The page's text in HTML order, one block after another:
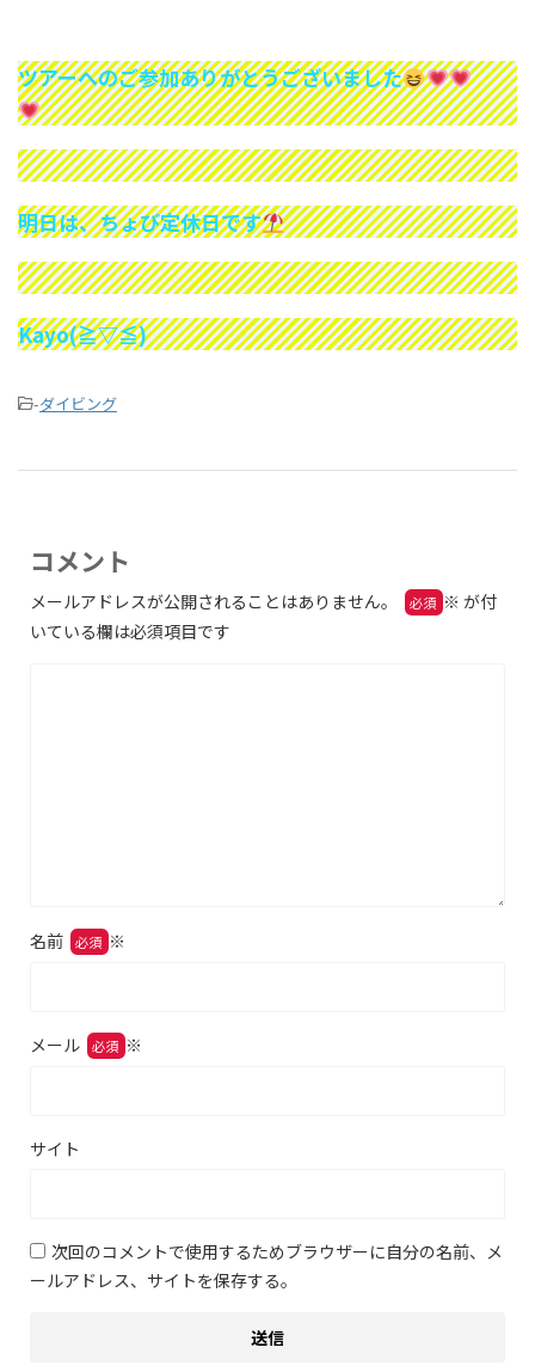
ツアーへのご参加ありがとうございました
明日は、ちょび定休日です
Kayo(≧▽≦)
-ダイビング
コメント
メールアドレスが公開されることはありません。 ※ が付
いている欄は必須項目です
名前 ※
メール ※
サイト
次回のコメントで使用するためブラウザーに自分の名前、メ
ールアドレス、サイトを保存する。